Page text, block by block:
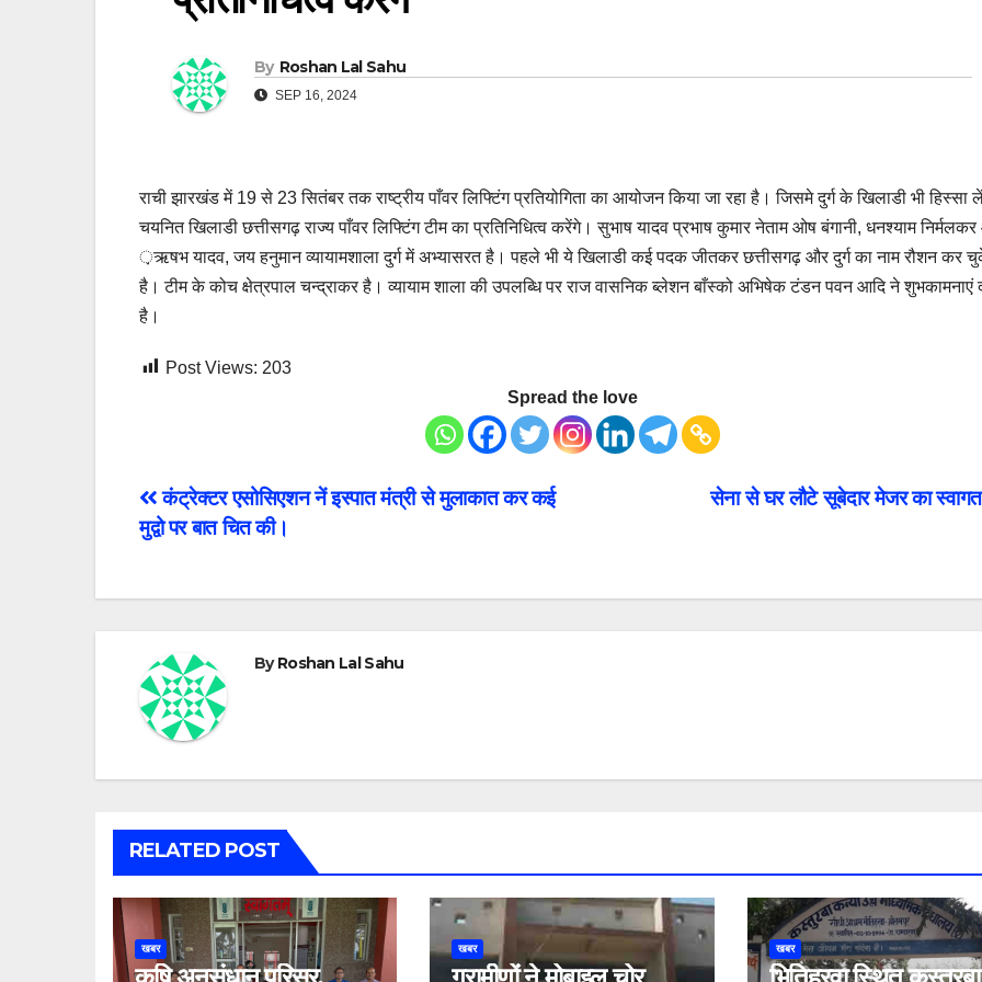
By Roshan Lal Sahu
SEP 16, 2024
राची झारखंड में 19 से 23 सितंबर तक राष्ट्रीय पाँवर लिफ्टिंग प्रतियोगिता का आयोजन किया जा रहा है। जिसमे दुर्ग के खिलाडी भी हिस्सा
चयनित खिलाडी छत्तीसगढ़ राज्य पाँवर लिफ्टिंग टीम का प्रतिनिधित्व करेंगे। सुभाष यादव प्रभाष कुमार नेताम ओष बंगानी, धनश्याम
़ऋषभ यादव, जय हनुमान व्यायामशाला दुर्ग में अभ्यासरत है। पहले भी ये खिलाडी कई पदक जीतकर छत्तीसगढ़ और दुर्ग का नाम रौशन कर
है। टीम के कोच क्षेत्रपाल चन्द्राकर है। व्यायाम शाला की उपलब्धि पर राज वासनिक ब्लेशन बाँस्को अभिषेक टंडन पवन आदि ने शुभकामनाएं
है।
Post Views: 203
Spread the love
Post
navigation
सेना से घर लौटे सूबेदार मेजर का
कंट्रेक्टर एसोसिएशन नें इस्पात मंत्री से मुलाकात कर कई
मुद्वो पर बात चित की।
ByRoshan Lal Sahu
RELATED POST
खबर खबर खबर